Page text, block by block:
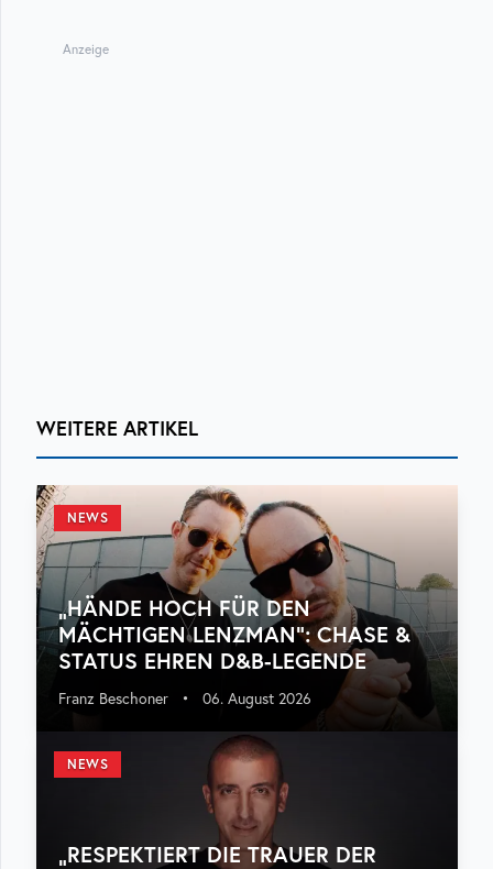
Anzeige
WEITERE ARTIKEL
NEWS
„HÄNDE HOCH FÜR DEN
MÄCHTIGEN LENZMAN“: CHASE &
STATUS EHREN D&B-LEGENDE
Franz Beschoner • 06. August 2026
NEWS
„RESPEKTIERT DIE TRAUER DER